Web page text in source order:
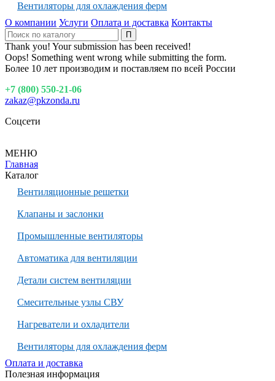
Вентиляторы для охлаждения ферм
О компании Услуги Оплата и доставка Контакты
Thank you! Your submission has been received!
Oops! Something went wrong while submitting the form.
Более 10 лет производим и поставляем по всей России
+7 (800) 550-21-06
zakaz@pkzonda.ru
Соцсети
МЕНЮ
Главная
Каталог
Вентиляционные решетки
Клапаны и заслонки
Промышленные вентиляторы
Автоматика для вентиляции
Детали систем вентиляции
Смесительные узлы СВУ
Нагреватели и охладители
Вентиляторы для охлаждения ферм
Оплата и доставка
Полезная информация